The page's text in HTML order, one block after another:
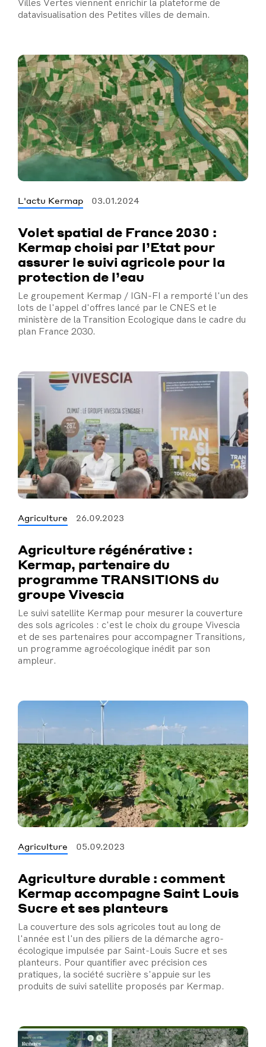
Villes Vertes viennent enrichir la plateforme de
datavisualisation des Petites villes de demain.
L'actu Kermap 03.01.2024
Volet spatial de France 2030 :
Kermap choisi par l’Etat pour
assurer le suivi agricole pour la
protection de l’eau
Le groupement Kermap / IGN-FI a remporté l'un des
lots de l'appel d'offres lancé par le CNES et le
ministère de la Transition Ecologique dans le cadre du
plan France 2030.
Agriculture 26.09.2023
Agriculture régénérative :
Kermap, partenaire du
programme TRANSITIONS du
groupe Vivescia
Le suivi satellite Kermap pour mesurer la couverture
des sols agricoles : c'est le choix du groupe Vivescia
et de ses partenaires pour accompagner Transitions,
un programme agroécologique inédit par son
ampleur.
Agriculture 05.09.2023
Agriculture durable : comment
Kermap accompagne Saint Louis
Sucre et ses planteurs
La couverture des sols agricoles tout au long de
l'année est l'un des piliers de la démarche agro-
écologique impulsée par Saint-Louis Sucre et ses
planteurs. Pour quantifier avec précision ces
pratiques, la société sucrière s'appuie sur les
produits de suivi satellite proposés par Kermap.